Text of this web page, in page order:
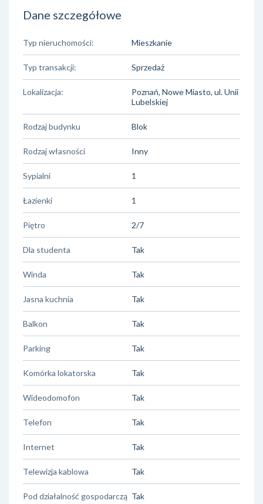
Dane szczegółowe
Typ nieruchomości: Mieszkanie
Typ transakcji: Sprzedaż
Lokalizacja:
Poznań, Nowe Miasto, ul. Unii
Lubelskiej
Rodzaj budynku Blok
Rodzaj własności Inny
Sypialni 1
Łazienki 1
Piętro 2/7
Dla studenta Tak
Winda Tak
Jasna kuchnia Tak
Balkon Tak
Parking Tak
Komórka lokatorska Tak
Wideodomofon Tak
Telefon Tak
Internet Tak
Telewizja kablowa Tak
Pod działalność gospodarczą Tak